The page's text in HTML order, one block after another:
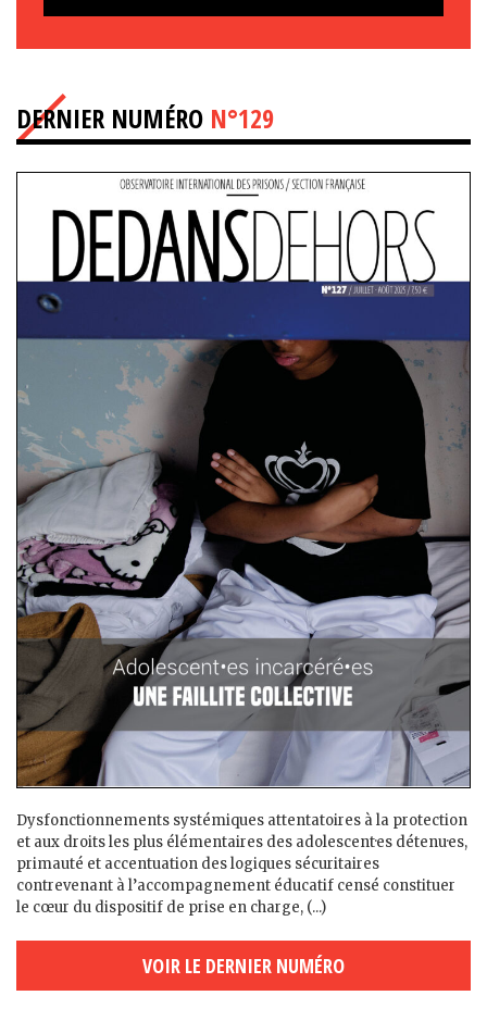
DERNIER NUMÉRO N°129
Dysfonctionnements systémiques attentatoires à la protection
et aux droits les plus élémentaires des adolescent·es détenu·es,
primauté et accentuation des logiques sécuritaires
contrevenant à l’accompagnement éducatif censé constituer
le cœur du dispositif de prise en charge, (...)
VOIR LE DERNIER NUMÉRO